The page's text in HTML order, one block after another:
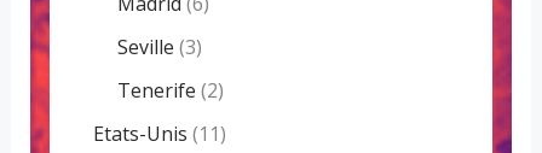
Seville (3)
Tenerife (2)
Etats-Unis (11)